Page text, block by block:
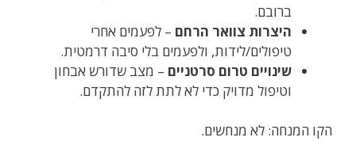
ברובם.
היצרות צוואר הרחם – לפעמים אחרי
טיפולים/לידות, ולפעמים בלי סיבה דרמטית.
שינויים טרום סרטניים – מצב שדורש אבחון
וטיפול מדויק כדי לא לתת לזה להתקדם.
הקו המנחה: לא מנחשים.